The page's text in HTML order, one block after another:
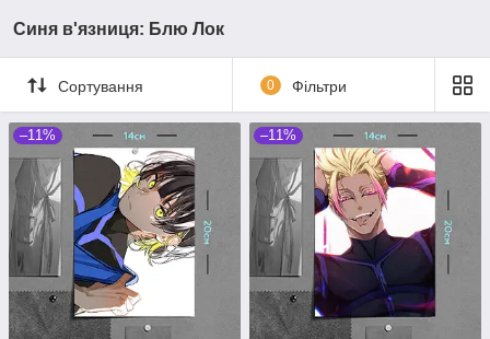
Синя в'язниця: Блю Лок
Сортування 0 Фільтри
–11% –11%